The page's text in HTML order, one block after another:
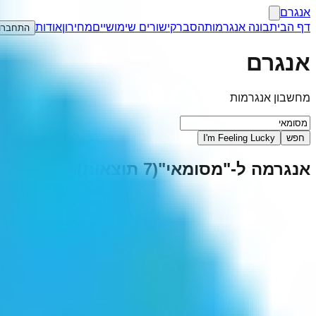
אנגרם
דף הביתבונה אנגרמותהסברקישורים שימושייםמחירוןאודות
אנגרם
מחשבון אנגרמות
חפש I'm Feeling Lucky
אנגרמה ל-"מסומאי"
(
7תוצאות)